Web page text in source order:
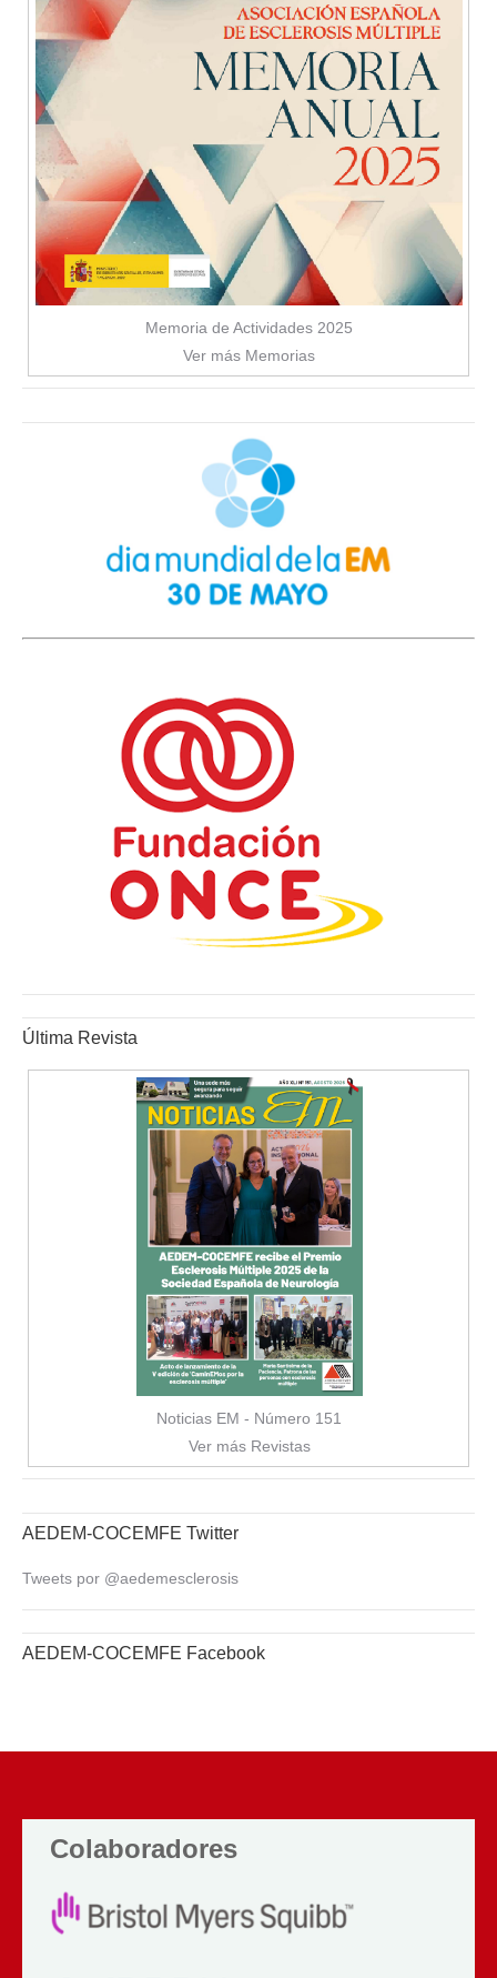
Memoria de Actividades 2025
Ver más Memorias
Última Revista
Noticias EM - Número 151
Ver más Revistas
AEDEM-COCEMFE Twitter
Tweets por @aedemesclerosis
AEDEM-COCEMFE Facebook
Colaboradores